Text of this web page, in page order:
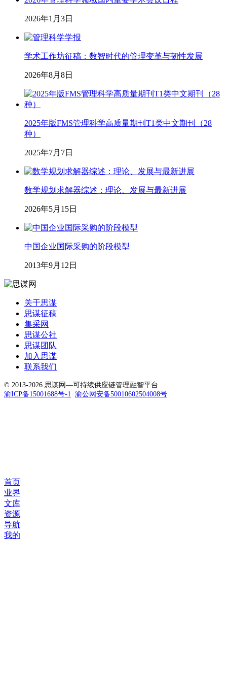
2026年1月3日
学术工作坊征稿：数智时代的管理变革与韧性发展
2026年8月8日
2025年版FMS管理科学高质量期刊T1类中文期刊（28
种）
2025年7月7日
数学规划求解器综述：理论、发展与最新进展
2026年5月15日
中国企业国际采购的阶段模型
2013年9月12日
关于思谋
思谋征稿
集采网
思谋公社
思谋团队
加入思谋
联系我们
© 2013-2026 思谋网—可持续供应链管理融智平台.
渝ICP备15001688号-1 渝公网安备50010602504008号
首页
业界
文库
资源
导航
我的